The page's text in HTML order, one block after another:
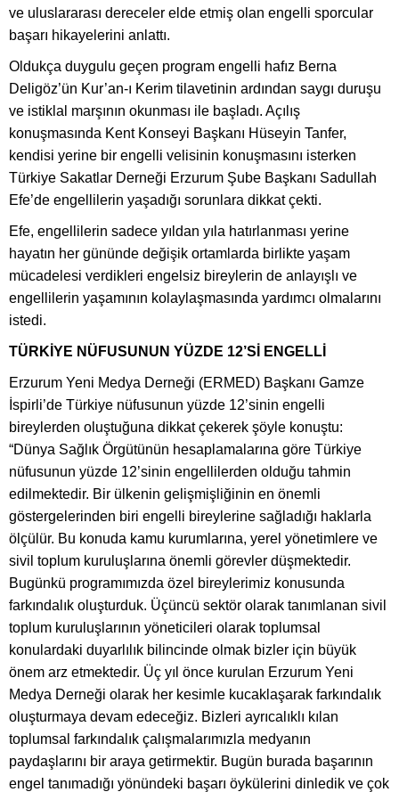
ve uluslararası dereceler elde etmiş olan engelli sporcular
başarı hikayelerini anlattı.
Oldukça duygulu geçen program engelli hafız Berna
Deligöz’ün Kur’an-ı Kerim tilavetinin ardından saygı duruşu
ve istiklal marşının okunması ile başladı. Açılış
konuşmasında Kent Konseyi Başkanı Hüseyin Tanfer,
kendisi yerine bir engelli velisinin konuşmasını isterken
Türkiye Sakatlar Derneği Erzurum Şube Başkanı Sadullah
Efe’de engellilerin yaşadığı sorunlara dikkat çekti.
Efe, engellilerin sadece yıldan yıla hatırlanması yerine
hayatın her gününde değişik ortamlarda birlikte yaşam
mücadelesi verdikleri engelsiz bireylerin de anlayışlı ve
engellilerin yaşamının kolaylaşmasında yardımcı olmalarını
istedi.
TÜRKİYE NÜFUSUNUN YÜZDE 12’Sİ ENGELLİ
Erzurum Yeni Medya Derneği (ERMED) Başkanı Gamze
İspirli’de Türkiye nüfusunun yüzde 12’sinin engelli
bireylerden oluştuğuna dikkat çekerek şöyle konuştu:
“Dünya Sağlık Örgütünün hesaplamalarına göre Türkiye
nüfusunun yüzde 12’sinin engellilerden olduğu tahmin
edilmektedir. Bir ülkenin gelişmişliğinin en önemli
göstergelerinden biri engelli bireylerine sağladığı haklarla
ölçülür. Bu konuda kamu kurumlarına, yerel yönetimlere ve
sivil toplum kuruluşlarına önemli görevler düşmektedir.
Bugünkü programımızda özel bireylerimiz konusunda
farkındalık oluşturduk. Üçüncü sektör olarak tanımlanan sivil
toplum kuruluşlarının yöneticileri olarak toplumsal
konulardaki duyarlılık bilincinde olmak bizler için büyük
önem arz etmektedir. Üç yıl önce kurulan Erzurum Yeni
Medya Derneği olarak her kesimle kucaklaşarak farkındalık
oluşturmaya devam edeceğiz. Bizleri ayrıcalıklı kılan
toplumsal farkındalık çalışmalarımızla medyanın
paydaşlarını bir araya getirmektir. Bugün burada başarının
engel tanımadığı yönündeki başarı öykülerini dinledik ve çok